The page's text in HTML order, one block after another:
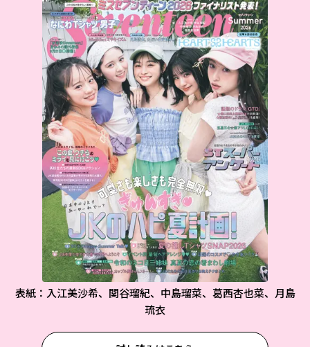
表紙：入江美沙希、関谷瑠紀、中島瑠菜、葛西杏也菜、月島
琉衣